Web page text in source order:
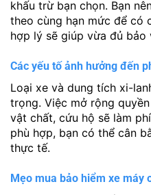
khấu trừ bạn chọn. Bạn
theo cùng hạn mức để có
hợp lý sẽ giúp vừa đủ bảo
Các yếu tố ảnh hưởng đến
Loại xe và dung tích xi-
trọng. Việc mở rộng
vật chất, cứu hộ sẽ làm
phù hợp, bạn có thể cân
thực tế.
Mẹo mua bảo hiểm xe máy